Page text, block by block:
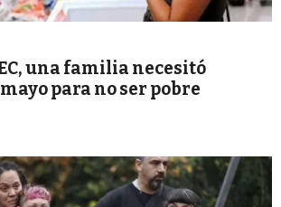
una familia necesitó
mayo para no ser pobre